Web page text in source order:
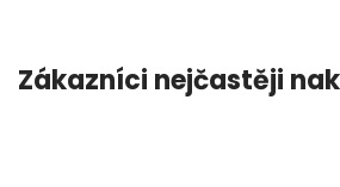
Zákazníci nejčastěji